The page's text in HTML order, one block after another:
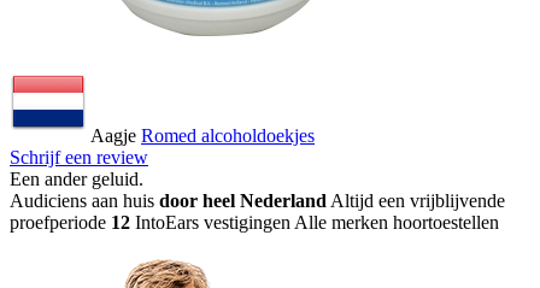
Aagje Romed alcoholdoekjes
Schrijf een review
Een ander geluid.
Audiciens aan huis door heel Nederland Altijd een vrijblijvende
proefperiode 12 IntoEars vestigingen Alle merken hoortoestellen